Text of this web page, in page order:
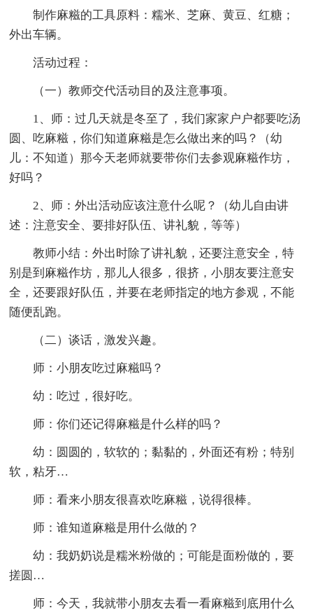
制作麻糍的工具原料：糯米、芝麻、黄豆、红糖；
外出车辆。
活动过程：
（一）教师交代活动目的及注意事项。
1、师：过几天就是冬至了，我们家家户户都要吃汤
圆、吃麻糍，你们知道麻糍是怎么做出来的吗？（幼
儿：不知道）那今天老师就要带你们去参观麻糍作坊，
好吗？
2、师：外出活动应该注意什么呢？（幼儿自由讲
述：注意安全、要排好队伍、讲礼貌，等等）
教师小结：外出时除了讲礼貌，还要注意安全，特
别是到麻糍作坊，那儿人很多，很挤，小朋友要注意安
全，还要跟好队伍，并要在老师指定的地方参观，不能
随便乱跑。
（二）谈话，激发兴趣。
师：小朋友吃过麻糍吗？
幼：吃过，很好吃。
师：你们还记得麻糍是什么样的吗？
幼：圆圆的，软软的；黏黏的，外面还有粉；特别
软，粘牙…
师：看来小朋友很喜欢吃麻糍，说得很棒。
师：谁知道麻糍是用什么做的？
幼：我奶奶说是糯米粉做的；可能是面粉做的，要
搓圆…
师：今天，我就带小朋友去看一看麻糍到底用什么